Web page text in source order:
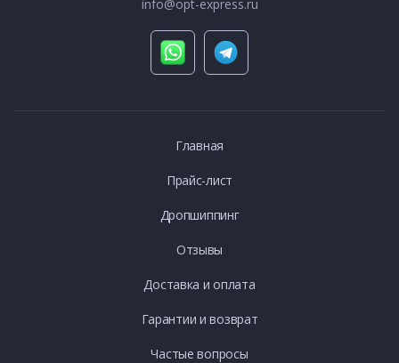
info@opt-express.ru
Главная
Прайс-лист
Дропшиппинг
Отзывы
Доставка и оплата
Гарантии и возврат
Частые вопросы